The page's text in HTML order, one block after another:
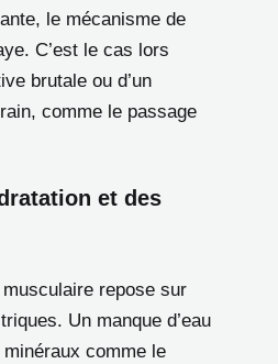
le mécanisme de
C’est le cas lors
brutale ou d’un
comme le passage
et des
repose sur
Un manque d’eau
comme le